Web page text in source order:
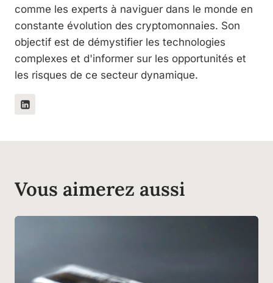
comme les experts à naviguer dans le monde en
constante évolution des cryptomonnaies. Son
objectif est de démystifier les technologies
complexes et d'informer sur les opportunités et
les risques de ce secteur dynamique.
Vous aimerez aussi